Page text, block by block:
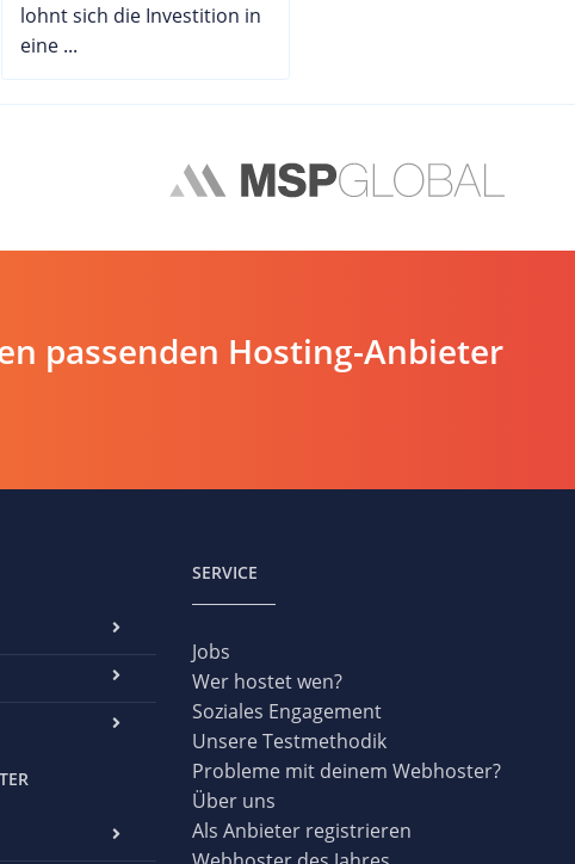
lohnt sich die Investition in
eine ...
passenden Hosting-Anbieter
SERVICE
Jobs
Wer hostet wen?
Soziales Engagement
Unsere Testmethodik
Probleme mit deinem Webhoster?
Über uns
Als Anbieter registrieren